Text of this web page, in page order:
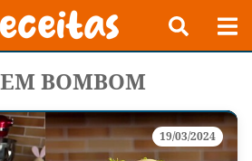
BOMBOM
19/03/2024